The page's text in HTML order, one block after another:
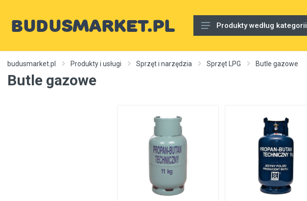
Materiały budowlane
Produkty według kategorii
budusmarket.pl Produkty i usługi Sprzęt i narzędzia Sprzęt LPG Butle gazowe
Butle gazowe